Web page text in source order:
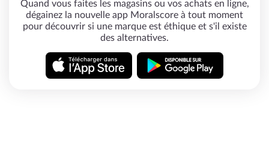
Quand vous faites les magasins ou vos achats en ligne,
dégainez la nouvelle app Moralscore à tout moment
pour découvrir si une marque est éthique et s'il existe
des alternatives.